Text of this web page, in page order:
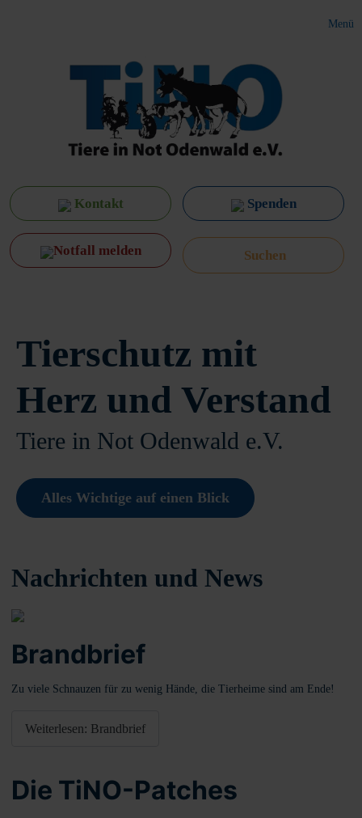
Menü
Kontakt Spenden
Notfall melden
Tierschutz mit
Herz und Verstand
Tiere in Not Odenwald e.V.
Alles Wichtige auf einen Blick
Nachrichten und News
Brandbrief
Zu viele Schnauzen für zu wenig Hände, die Tierheime sind am Ende!
Weiterlesen: Brandbrief
Die TiNO-Patches